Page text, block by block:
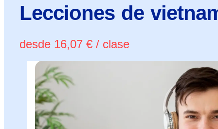
Lecciones de
desde 16,07 € / clase